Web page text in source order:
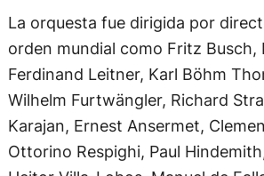
La orquesta fue dirigida por
orden mundial como Fritz Busch,
Ferdinand Leitner, Karl Böhm
Wilhelm Furtwängler, Richard
Karajan, Ernest Ansermet,
Ottorino Respighi, Paul